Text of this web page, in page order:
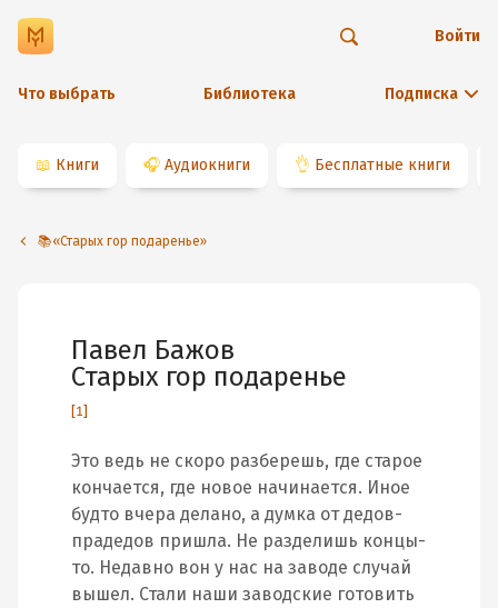
Что выбрать Библиотека Подписка
Войти
📖 Книги 🎧 Аудиокниги 👌 Бесплатные книги
📚«Старых гор подаренье»
Павел Бажов
Старых гор подаренье
[1]
Это ведь не скоро разберешь, где старое
кончается, где новое начинается. Иное
будто вчера делано, а думка от дедов-
прадедов пришла. Не разделишь концы-
то. Недавно вон у нас на заводе случай
вышел. Стали наши заводские готовить